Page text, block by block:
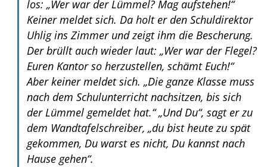
los: „Wer war der Lümmel? Mag aufstehen!“
Keiner meldet sich. Da holt er den Schuldirektor
Uhlig ins Zimmer und zeigt ihm die Bescherung.
Der brüllt auch wieder laut: „Wer war der Flegel?
Euren Kantor so herzustellen, schämt Euch!“
Aber keiner meldet sich. „Die ganze Klasse muss
nach dem Schulunterricht nachsitzen, bis sich
der Lümmel gemeldet hat.“ „Und Du“, sagt er zu
dem Wandtafelschreiber, „du bist heute zu spät
gekommen, Du warst es nicht, Du kannst nach
Hause gehen“.